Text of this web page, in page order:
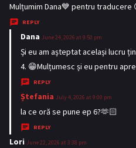
Mulțumim Dana💙 pentru traducere
REPLY
Dana s
a
y
s
:
June 24, 2026 at 9:50 pm
Și eu am așteptat același lucru
4. 😁Mulțumesc și eu pentru
REPLY
Ștefania s
a
s
July 4, 2026 at 9:00 pm
la ce oră se pune ep 6?🫶🏻
REPLY
Lori sJune 22, 2026 at 3:38 pm